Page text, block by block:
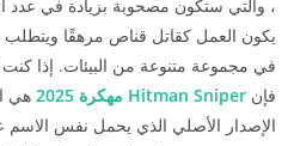
يكون العمل كقاتل قناص مرهقًا ويتطلب
في مجموعة متنوعة من البيئات. إذا
فإن Hitman Sniper مهكرة 2025
هي
الإصدار الأصلي الذي يحمل نفس